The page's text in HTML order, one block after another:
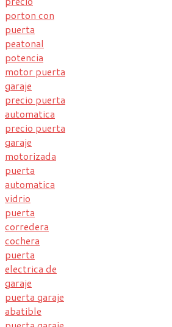
porton con
puerta
peatonal
potencia
motor puerta
garaje
precio puerta
automatica
precio puerta
garaje
motorizada
puerta
automatica
vidrio
puerta
corredera
cochera
puerta
electrica de
garaje
puerta garaje
abatible